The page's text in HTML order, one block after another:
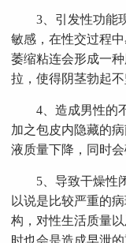
3、引发性功能现
敏感，在性交过程
萎缩粘连会形成一
拉，使得阴茎勃起
4、造成男性的不
加之包皮内隐藏的
液质量下降，同时
5、导致干燥性闭
以说是比较严重的
构，对性生活质量